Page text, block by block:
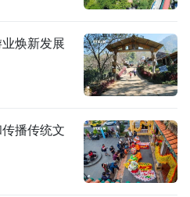
焕新发展
播传统文